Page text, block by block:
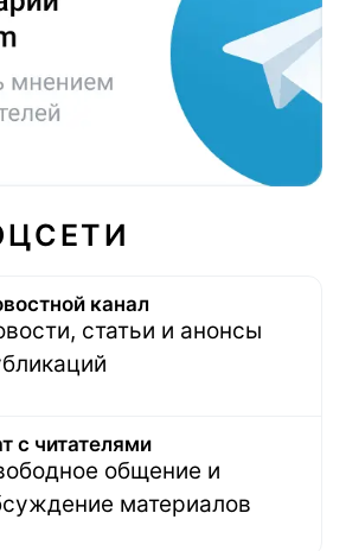
канал
статьи и анонсы
с читателями
общение и
материалов